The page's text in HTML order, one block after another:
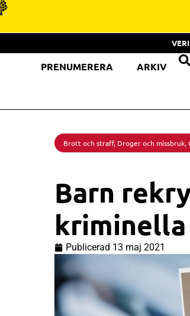
PRENUMERERA ARKIV
Brott och straff, Droger och missbruk,
Barn
Publicerad 13 maj 2021